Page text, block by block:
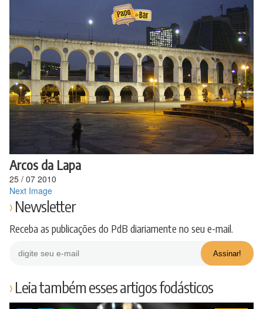
para
conteúdo
Arcos da Lapa
25 / 07 2010
Next Image
Newsletter
Receba as publicações do PdB diariamente no seu e-mail.
Leia também esses artigos fodásticos